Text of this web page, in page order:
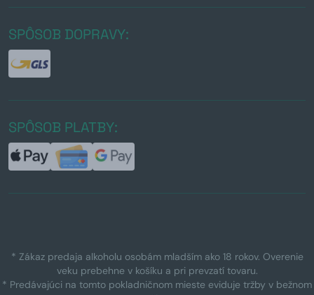
SPÔSOB DOPRAVY:
SPÔSOB PLATBY:
* Zákaz predaja alkoholu osobám mladším ako 18 rokov. Overenie
veku prebehne v košíku a pri prevzatí tovaru.
* Predávajúci na tomto pokladničnom mieste eviduje tržby v bežnom